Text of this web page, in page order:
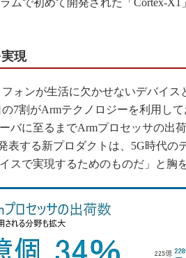
知財マネジメント
海外生産
グローバル設計・開発
制御セキュリティ
新型コロナへの対応
ムで初めて開発された「Cortex-X1
現
ォンが生活に欠かせないデバイス
7割がArmテクノロジーを利用し
バに至るまでArmプロセッサの出
表する新プロダクトは、5G時代の
スで実現するためのものだ」と胸を